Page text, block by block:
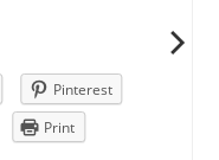
Pinterest
Print